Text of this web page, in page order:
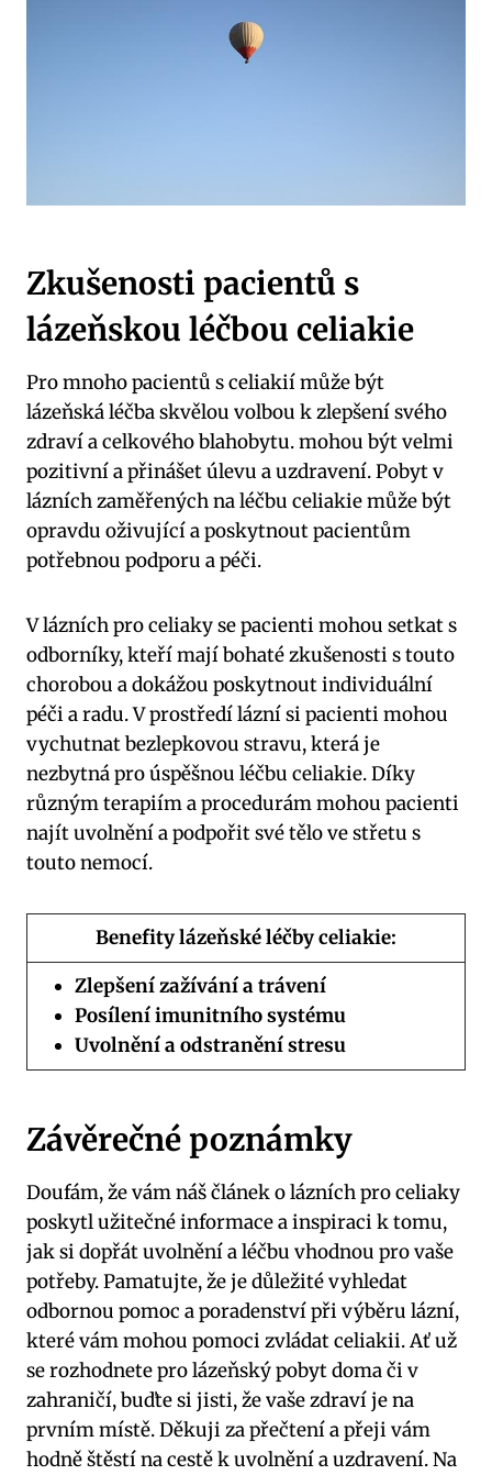
Zkušenosti pacientů s
lázeňskou léčbou celiakie
Pro mnoho pacientů s celiakií může být
lázeňská léčba skvělou volbou k zlepšení svého
zdraví a celkového blahobytu. mohou být velmi
pozitivní a přinášet úlevu a uzdravení. Pobyt v
lázních zaměřených na léčbu celiakie může být
opravdu oživující a poskytnout pacientům
potřebnou podporu a péči.
V lázních pro celiaky se pacienti mohou setkat s
odborníky, kteří mají bohaté zkušenosti s touto
chorobou a dokážou poskytnout individuální
péči a radu. V prostředí lázní si pacienti mohou
vychutnat bezlepkovou stravu, která je
nezbytná pro úspěšnou léčbu celiakie. Díky
různým terapiím a procedurám mohou pacienti
najít uvolnění a podpořit své tělo ve střetu s
touto nemocí.
Benefity lázeňské léčby celiakie:
Zlepšení zažívání a trávení
Posílení imunitního systému
Uvolnění a odstranění stresu
Závěrečné poznámky
Doufám, že vám náš článek o lázních pro celiaky
poskytl užitečné informace a inspiraci k tomu,
jak si dopřát uvolnění a léčbu vhodnou pro vaše
potřeby. Pamatujte, že je důležité vyhledat
odbornou pomoc a poradenství při výběru lázní,
které vám mohou pomoci zvládat celiakii. Ať už
se rozhodnete pro lázeňský pobyt doma či v
zahraničí, buďte si jisti, že vaše zdraví je na
prvním místě. Děkuji za přečtení a přeji vám
hodně štěstí na cestě k uvolnění a uzdravení. Na